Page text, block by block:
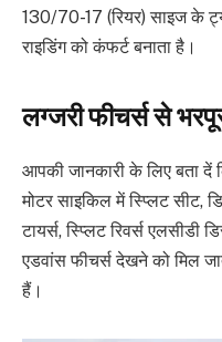
130/70-17 (रियर) साइज के
राइडिंग को कंफर्ट बनाता है।
लग्जरी फीचर्स से
आपकी जानकारी के लिए बता
मोटर साइकिल में स्प्लिट
टायर्स, स्प्लिट रिवर्स एलसीडी
एडवांस फीचर्स देखने को मिल
हैं।